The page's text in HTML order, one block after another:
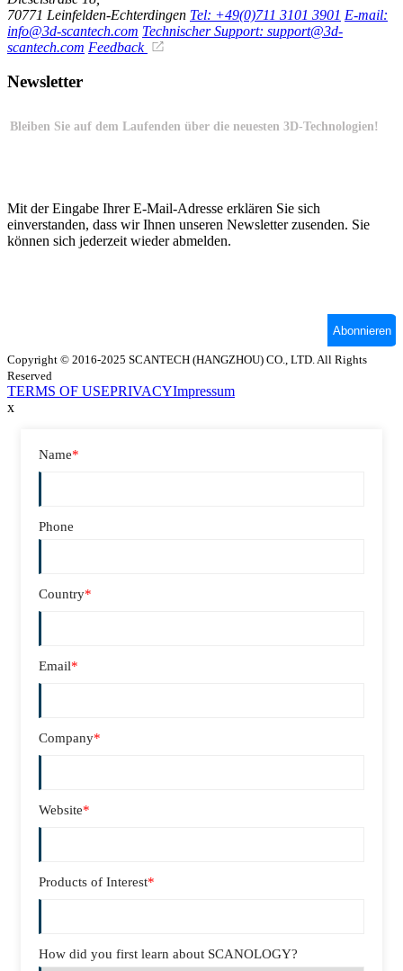
70771 Leinfelden-Echterdingen Tel: +49(0)711 3101 3901 E-mail:
info@3d-scantech.com Technischer Support: support@3d-
scantech.com Feedback
Newsletter
Copyright © 2016-2025 SCANTECH (HANGZHOU) CO., LTD. All Rights
Reserved
TERMS OF USEPRIVACYImpressum
x
Name*
Phone
Country*
Email*
Company*
Website*
Products of Interest*
How did you first learn about SCANOLOGY?